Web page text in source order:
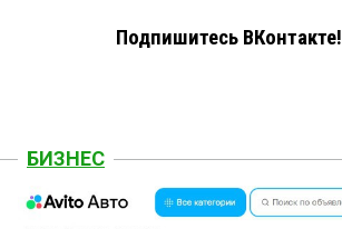
Подпишитесь ВКонтакте!
БИЗНЕС